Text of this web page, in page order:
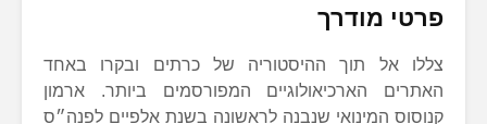
פרטי מודרך
צללו אל תוך ההיסטוריה של כרתים ובקרו באחד
האתרים הארכיאולוגיים המפורסמים ביותר. ארמון
קנוסוס המינואי שנבנה לראשונה בשנת אלפיים לפנה״ס